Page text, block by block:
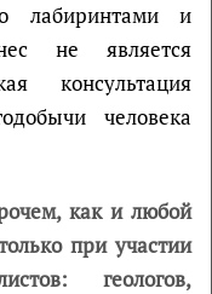
лабиринтами и
не является
консультация
человека
как и любой
при участии
геологов,